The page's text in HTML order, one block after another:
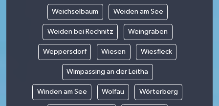
Weichselbaum Weiden am See
Weiden bei Rechnitz Weingraben
Weppersdorf Wiesen Wiesfleck
Wimpassing an der Leitha
Winden am See Wolfau Wörterberg